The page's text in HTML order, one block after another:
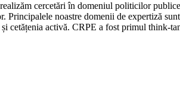
cercetări în domeniul politicilor
noastre domenii de expertiză
cetățenia activă. CRPE a fost primul think-